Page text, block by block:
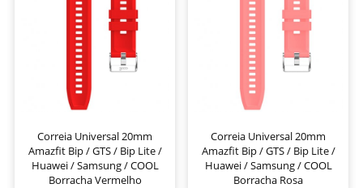
Correia Universal 20mm
Amazfit Bip / GTS / Bip Lite /
Huawei / Samsung / COOL
Borracha Vermelho
Correia Universal 20mm
Amazfit Bip / GTS / Bip Lite /
Huawei / Samsung / COOL
Borracha Rosa